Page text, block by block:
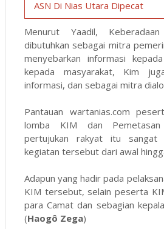
ASN Di Nias Utara Dipecat
Menurut Yaadil,
dibutuhkan sebagai mitra
menyebarkan informasi
kepada masyarakat, Kim
informasi, dan sebagai mitra
Pantauan wartanias.com
lomba KIM dan
pertujukan rakyat itu sangat
kegiatan tersebut dari awal
Adapun yang hadir pada
KIM tersebut, selain peserta
para Camat dan sebagian
(Haogô Zega)